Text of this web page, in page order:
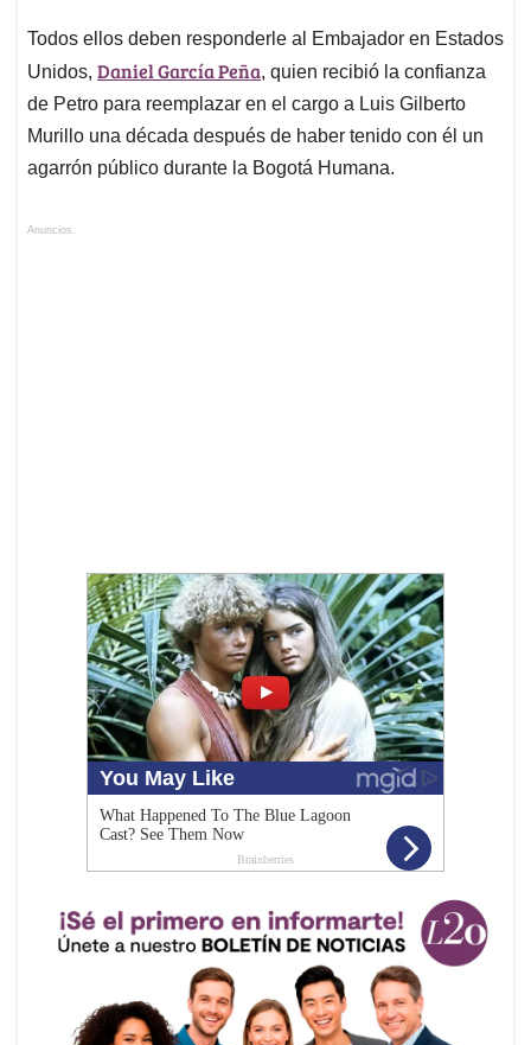
Todos ellos deben responderle al Embajador en Estados
Unidos, Daniel García Peña, quien recibió la confianza
de Petro para reemplazar en el cargo a Luis Gilberto
Murillo una década después de haber tenido con él un
agarrón público durante la Bogotá Humana.
Anuncios.